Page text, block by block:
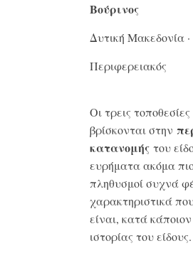
Βούρινος
Δυτική Μακεδονία
Περιφερειακός
Οι τρεις
βρίσκονται στην
κατανομής του
ευρήματα ακόμα
πληθυσμοί συχνά
χαρακτηριστικά
είναι, κατά
ιστορίας του είδους.